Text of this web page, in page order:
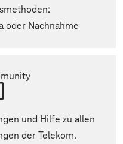
oder Nachnahme
und Hilfe zu allen
der Telekom.